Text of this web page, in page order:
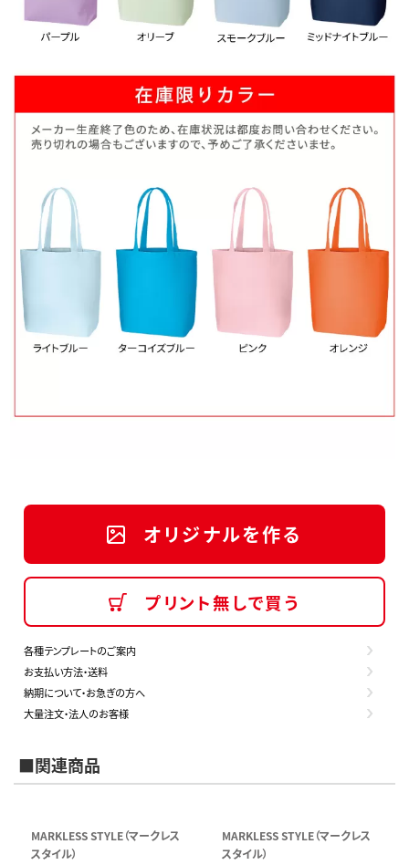
オリジナルを作る
プリント無しで買う
各種テンプレートのご案内
お支払い方法・送料
納期について・お急ぎの方へ
大量注文・法人のお客様
■関連商品
MARKLESS STYLE（マークレス
スタイル）
MARKLESS STYLE（マークレス
スタイル）